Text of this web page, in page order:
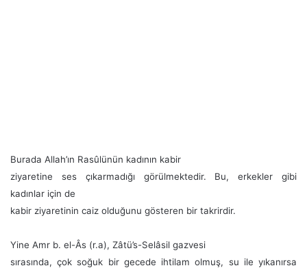
Burada Allah’ın Rasûlünün kadının kabir
ziyaretine ses çıkarmadığı görülmektedir. Bu, erkekler gibi
kadınlar için de
kabir ziyaretinin caiz olduğunu gösteren bir takrirdir.
Yine Amr b. el-Âs (r.a), Zâtü’s-Selâsil gazvesi
sırasında, çok soğuk bir gecede ihtilam olmuş, su ile yıkanırsa